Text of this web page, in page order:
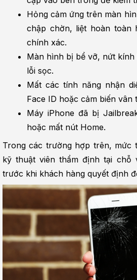
Hỏng cảm ứng trên màn
chập chờn, liệt hoàn toàn
chính xác.
Màn hình bị bể vỡ, nứt kính
lỗi sọc.
Mất các tính năng nhận
Face ID hoặc cảm biến vân
Máy iPhone đã bị
hoặc mất nút Home.
Trong các trường hợp trên, mức
kỹ thuật viên thẩm định tại chỗ
trước khi khách hàng quyết định